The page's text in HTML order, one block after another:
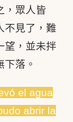
，眾人皆
不見了，難
望，並未拌
落。
el agua
abrir la